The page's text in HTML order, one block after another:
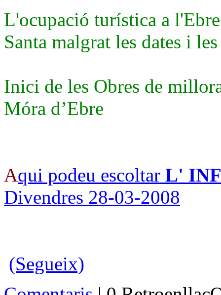
L'ocupació turística a
Santa malgrat les dates i
Inici de les Obres de
Móra d’Ebre
Aqui podeu escoltar L'
Divendres 28-03-2008
(Segueix)